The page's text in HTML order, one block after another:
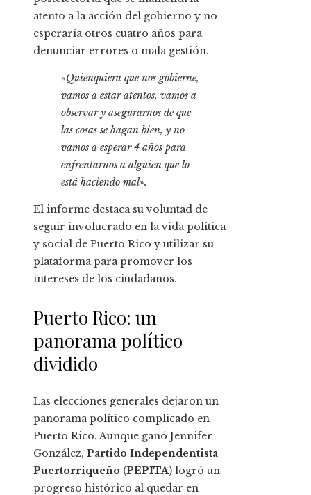
atento a la acción del gobierno y no
esperaría otros cuatro años para
denunciar errores o mala gestión.
«Quienquiera que nos gobierne,
vamos a estar atentos, vamos a
observar y asegurarnos de que
las cosas se hagan bien, y no
vamos a esperar 4 años para
enfrentarnos a alguien que lo
está haciendo mal».
El informe destaca su voluntad de
seguir involucrado en la vida política
y social de Puerto Rico y utilizar su
plataforma para promover los
intereses de los ciudadanos.
Puerto Rico: un
panorama político
dividido
Las elecciones generales dejaron un
panorama político complicado en
Puerto Rico. Aunque ganó Jennifer
González, Partido Independentista
Puertorriqueño (PEPITA) logró un
progreso histórico al quedar en